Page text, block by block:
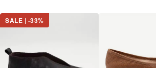
SALE | -33%